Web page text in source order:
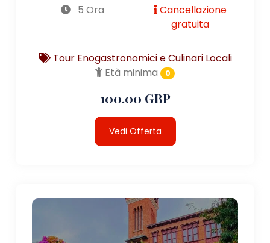
5 Ora
Cancellazione
gratuita
Tour Enogastronomici e Culinari Locali
Età minima
0
100.00 GBP
Vedi Offerta